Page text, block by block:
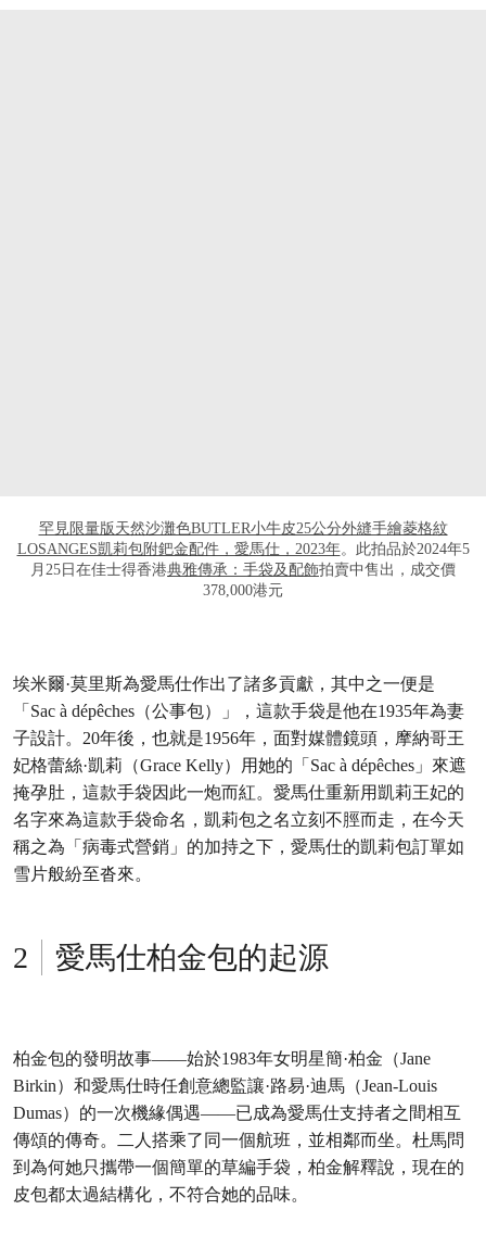
罕見限量版天然沙灘色BUTLER小牛皮25公分外縫手繪菱格紋
LOSANGES凱莉包附鈀金配件，愛馬仕，2023年。此拍品於2024年5
月25日在佳士得香港典雅傳承：手袋及配飾拍賣中售出，成交價
378,000港元
埃米爾·莫里斯為愛馬仕作出了諸多貢獻，其中之一便是
「Sac à dépêches（公事包）」，這款手袋是他在1935年為妻
子設計。20年後，也就是1956年，面對媒體鏡頭，摩納哥王
妃格蕾絲·凱莉（Grace Kelly）用她的「Sac à dépêches」來遮
掩孕肚，這款手袋因此一炮而紅。愛馬仕重新用凱莉王妃的
名字來為這款手袋命名，凱莉包之名立刻不脛而走，在今天
稱之為「病毒式營銷」的加持之下，愛馬仕的凱莉包訂單如
雪片般紛至沓來。
愛馬仕柏金包的起源
柏金包的發明故事——始於1983年女明星簡·柏金（Jane
Birkin）和愛馬仕時任創意總監讓·路易·迪馬（Jean-Louis
Dumas）的一次機緣偶遇——已成為愛馬仕支持者之間相互
傳頌的傳奇。二人搭乘了同一個航班，並相鄰而坐。杜馬問
到為何她只攜帶一個簡單的草編手袋，柏金解釋說，現在的
皮包都太過結構化，不符合她的品味。